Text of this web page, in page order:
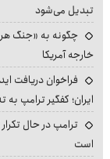
تبدیل می‌شود
چگونه به «جنگ
خارجه آمریکا
فراخوان دریافت
ایران؛ کفگیر ترامپ
ترامپ در حال تکرار
است